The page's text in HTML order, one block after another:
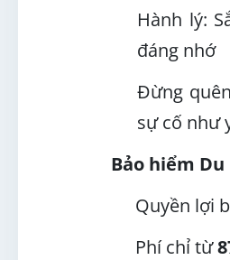
Hành lý:
đáng nhớ
Đừng
sự cố như
Bảo hiểm
Quyền lợi
Phí chỉ từ